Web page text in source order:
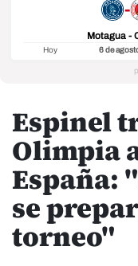
-
Motagua -
Hoy 6 de
Espinel
Olimpia
España:
se
torneo"